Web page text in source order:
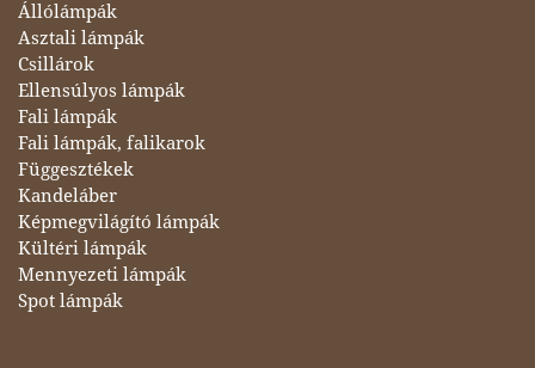
Állólámpák
Asztali lámpák
Csillárok
Ellensúlyos lámpák
Fali lámpák
Fali lámpák, falikarok
Függesztékek
Kandeláber
Képmegvilágító lámpák
Kültéri lámpák
Mennyezeti lámpák
Spot lámpák